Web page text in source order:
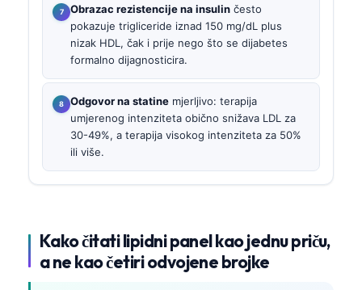
Obrazac rezistencije na insulin često
pokazuje trigliceride iznad 150 mg/dL plus
nizak HDL, čak i prije nego što se dijabetes
formalno dijagnosticira.
Odgovor na statine mjerljivo: terapija
umjerenog intenziteta obično snižava LDL za
30-49%, a terapija visokog intenziteta za 50%
ili više.
Kako čitati lipidni panel kao jednu priču,
a ne kao četiri odvojene brojke